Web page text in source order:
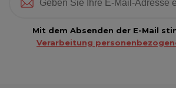
Mit dem Absenden der E-Mail
Verarbeitung